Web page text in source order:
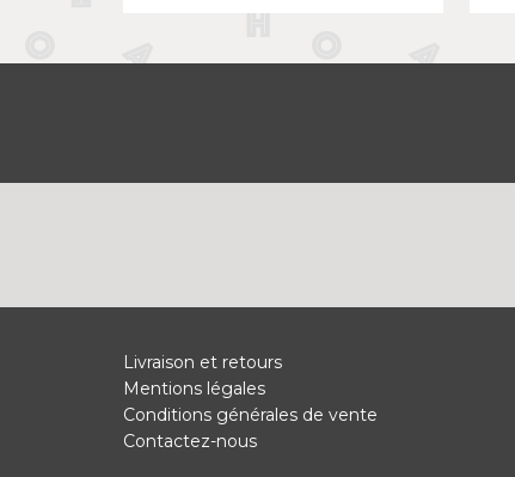
Livraison et retours
Mentions légales
Conditions générales de vente
Contactez-nous